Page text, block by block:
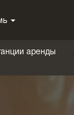
аренды